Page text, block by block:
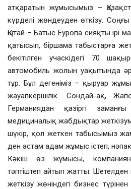
атқаратын жұмысымыз –
күрделі жөндеуден өткізу.
Қытай – Батыс Еуропа сияқты ірі
қатысып, біршама табыстарға
бекітілген учаскідегі 70
автомобиль жолын уақытында
тұр. Бұл дегеніміз – қыруар
жауапкершілік. Сондай-ақ,
Германиядан қазіргі
медициналық жабдықтар
шүкір, қол жеткен табысымыз
ден астам адам жұмыс істеп,
Кәкіш өз жұмысы,
тәптіштеп айтып жатты.
жеткізу жөніндегі бизнес